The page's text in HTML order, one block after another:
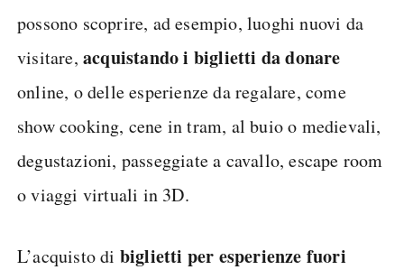
possono scoprire, ad esempio, luoghi nuovi da
visitare, acquistando i biglietti da donare
online, o delle esperienze da regalare, come
show cooking, cene in tram, al buio o medievali,
degustazioni, passeggiate a cavallo, escape room
o viaggi virtuali in 3D.
L’acquisto di biglietti per esperienze fuori